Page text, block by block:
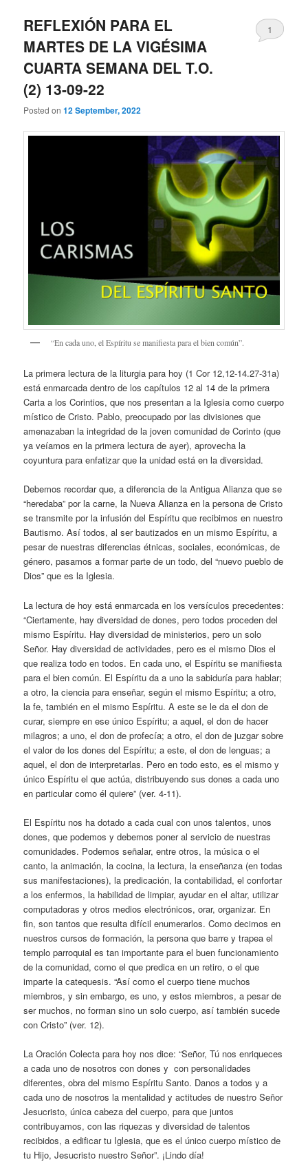
REFLEXIÓN PARA EL
MARTES DE LA VIGÉSIMA
CUARTA SEMANA DEL T.O.
(2) 13-09-22
Posted on12 September, 2022
1
“En cada uno, el Espíritu se manifiesta para el bien común”.
La primera lectura de la liturgia para hoy (1 Cor 12,12-14.27-31a)
está enmarcada dentro de los capítulos 12 al 14 de la primera
Carta a los Corintios, que nos presentan a la Iglesia como cuerpo
místico de Cristo. Pablo, preocupado por las divisiones que
amenazaban la integridad de la joven comunidad de Corinto (que
ya veíamos en la primera lectura de ayer), aprovecha la
coyuntura para enfatizar que la unidad está en la diversidad.
Debemos recordar que, a diferencia de la Antigua Alianza que se
“heredaba” por la carne, la Nueva Alianza en la persona de Cristo
se transmite por la infusión del Espíritu que recibimos en nuestro
Bautismo. Así todos, al ser bautizados en un mismo Espíritu, a
pesar de nuestras diferencias étnicas, sociales, económicas, de
género, pasamos a formar parte de un todo, del “nuevo pueblo de
Dios” que es la Iglesia.
La lectura de hoy está enmarcada en los versículos precedentes:
“Ciertamente, hay diversidad de dones, pero todos proceden del
mismo Espíritu. Hay diversidad de ministerios, pero un solo
Señor. Hay diversidad de actividades, pero es el mismo Dios el
que realiza todo en todos. En cada uno, el Espíritu se manifiesta
para el bien común. El Espíritu da a uno la sabiduría para hablar;
a otro, la ciencia para enseñar, según el mismo Espíritu; a otro,
la fe, también en el mismo Espíritu. A este se le da el don de
curar, siempre en ese único Espíritu; a aquel, el don de hacer
milagros; a uno, el don de profecía; a otro, el don de juzgar sobre
el valor de los dones del Espíritu; a este, el don de lenguas; a
aquel, el don de interpretarlas. Pero en todo esto, es el mismo y
único Espíritu el que actúa, distribuyendo sus dones a cada uno
en particular como él quiere” (ver. 4-11).
El Espíritu nos ha dotado a cada cual con unos talentos, unos
dones, que podemos y debemos poner al servicio de nuestras
comunidades. Podemos señalar, entre otros, la música o el
canto, la animación, la cocina, la lectura, la enseñanza (en todas
sus manifestaciones), la predicación, la contabilidad, el confortar
a los enfermos, la habilidad de limpiar, ayudar en el altar, utilizar
computadoras y otros medios electrónicos, orar, organizar. En
fin, son tantos que resulta difícil enumerarlos. Como decimos en
nuestros cursos de formación, la persona que barre y trapea el
templo parroquial es tan importante para el buen funcionamiento
de la comunidad, como el que predica en un retiro, o el que
imparte la catequesis. “Así como el cuerpo tiene muchos
miembros, y sin embargo, es uno, y estos miembros, a pesar de
ser muchos, no forman sino un solo cuerpo, así también sucede
con Cristo” (ver. 12).
La Oración Colecta para hoy nos dice: “Señor, Tú nos enriqueces
a cada uno de nosotros con dones y con personalidades
diferentes, obra del mismo Espíritu Santo. Danos a todos y a
cada uno de nosotros la mentalidad y actitudes de nuestro Señor
Jesucristo, única cabeza del cuerpo, para que juntos
contribuyamos, con las riquezas y diversidad de talentos
recibidos, a edificar tu Iglesia, que es el único cuerpo místico de
tu Hijo, Jesucristo nuestro Señor”. ¡Lindo día!